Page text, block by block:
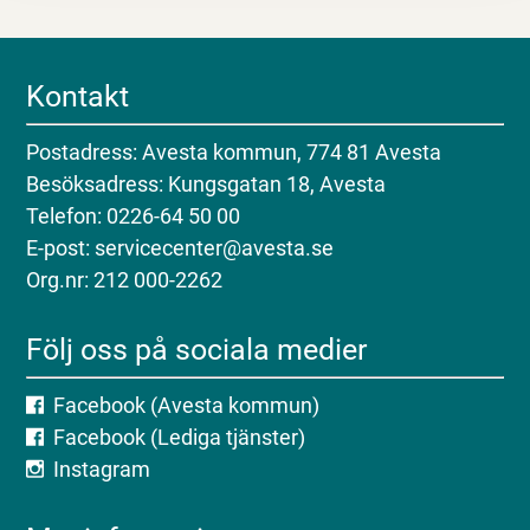
Kontakt
Postadress: Avesta kommun, 774 81 Avesta
Besöksadress: Kungsgatan 18, Avesta
Telefon: 0226-64 50 00
E-post: servicecenter@avesta.se
Org.nr: 212 000-2262
Följ oss på sociala medier
Facebook (Avesta kommun)
Facebook (Lediga tjänster)
Instagram